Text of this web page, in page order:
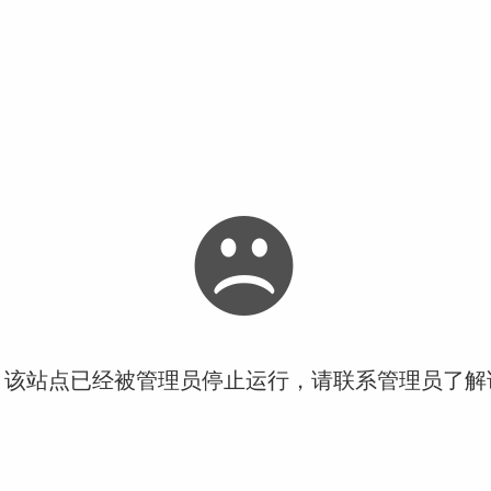
站点已经被管理员停止运行，请联系管理员了